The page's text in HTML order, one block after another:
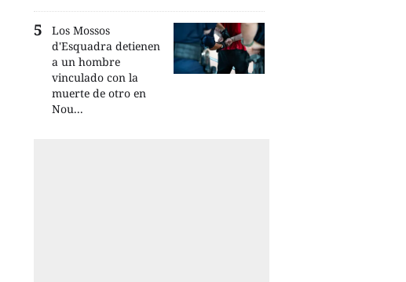
Los Mossos
d'Esquadra detienen
a un hombre
vinculado con la
muerte de otro en
Nou...